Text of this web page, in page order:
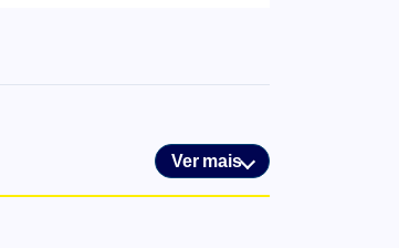
Ver mais